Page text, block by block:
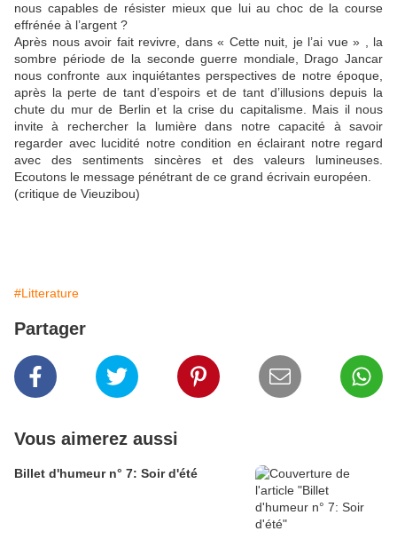
nous capables de résister mieux que lui au choc de la course
effrénée à l’argent ?
Après nous avoir fait revivre, dans « Cette nuit, je l’ai vue » , la
sombre période de la seconde guerre mondiale, Drago Jancar
nous confronte aux inquiétantes perspectives de notre époque,
après la perte de tant d’espoirs et de tant d’illusions depuis la
chute du mur de Berlin et la crise du capitalisme. Mais il nous
invite à rechercher la lumière dans notre capacité à savoir
regarder avec lucidité notre condition en éclairant notre regard
avec des sentiments sincères et des valeurs lumineuses.
Ecoutons le message pénétrant de ce grand écrivain européen.
(critique de Vieuzibou)
#Litterature
Partager
Vous aimerez aussi
Billet d'humeur n° 7: Soir d'été